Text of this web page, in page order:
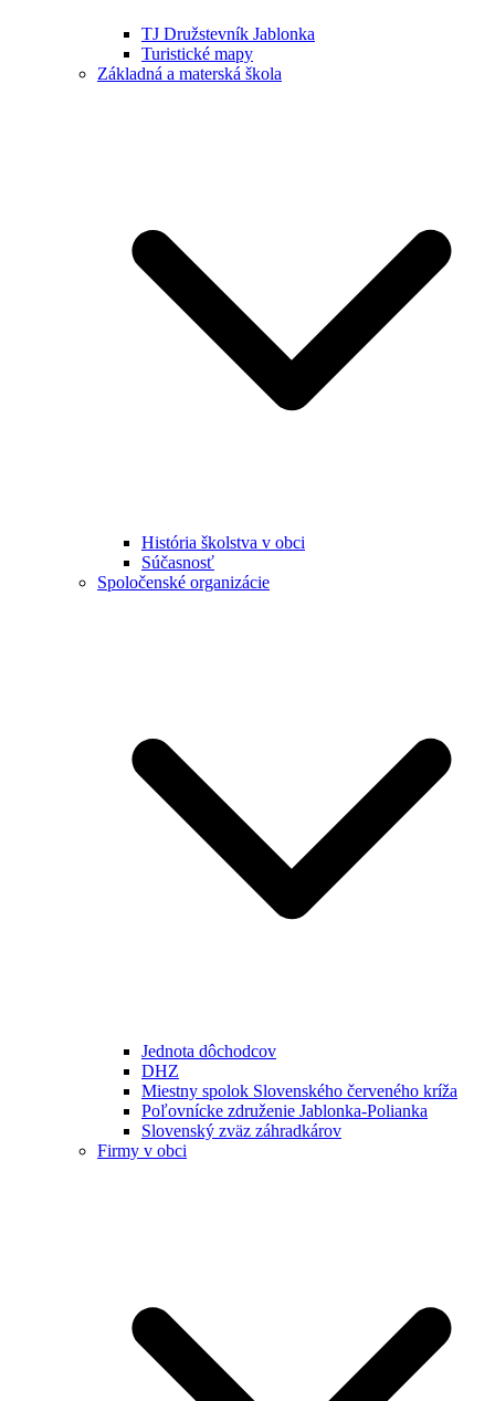
TJ Družstevník Jablonka
Turistické mapy
Základná a materská škola
História školstva v obci
Súčasnosť
Spoločenské organizácie
Jednota dôchodcov
DHZ
Miestny spolok Slovenského červeného kríža
Poľovnícke združenie Jablonka-Polianka
Slovenský zväz záhradkárov
Firmy v obci